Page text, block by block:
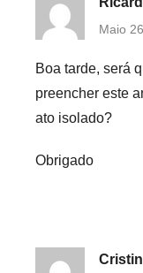
S
e
g
r
Maio
Boa tarde, será
preencher este
ato isolado?
Obrigado